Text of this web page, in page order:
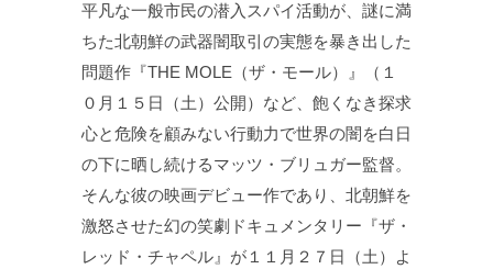
平凡な一般市民の潜入スパイ活動が、謎に満
ちた北朝鮮の武器闇取引の実態を暴き出した
問題作『THE MOLE（ザ・モール）』（１
０月１５日（土）公開）など、飽くなき探求
心と危険を顧みない行動力で世界の闇を白日
の下に晒し続けるマッツ・ブリュガー監督。
そんな彼の映画デビュー作であり、北朝鮮を
激怒させた幻の笑劇ドキュメンタリー『ザ・
レッド・チャペル』が１１月２７日（土）よ